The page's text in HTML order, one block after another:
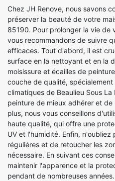
Chez JH Renove, nous savons
préserver la beauté de votre
85190. Pour prolonger la vie de
vous recommandons de suivre
efficaces. Tout d'abord, il est
surface en la nettoyant et en la
moisissure et écailles de
couche de qualité,
climatiques de Beaulieu Sous
peinture de mieux adhérer et
plus, nous vous conseillons
haute qualité, qui offre une
UV et l'humidité. Enfin,
régulières et de retoucher les
nécessaire. En suivant ces
maintenir l'apparence et la
pendant de nombreuses années.